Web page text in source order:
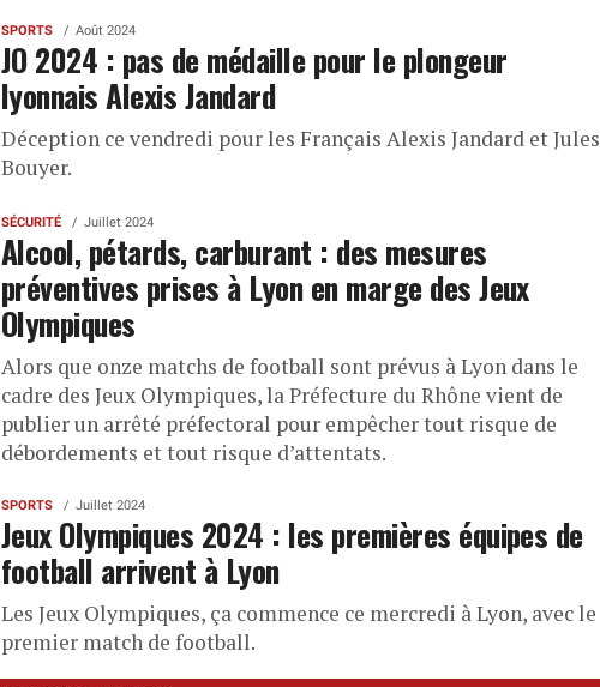
SPORTS Août 2024
JO 2024 : pas de médaille pour le plongeur
lyonnais Alexis Jandard
Déception ce vendredi pour les Français Alexis Jandard et Jules
Bouyer.
SÉCURITÉ Juillet 2024
Alcool, pétards, carburant : des mesures
préventives prises à Lyon en marge des Jeux
Olympiques
Alors que onze matchs de football sont prévus à Lyon dans le
cadre des Jeux Olympiques, la Préfecture du Rhône vient de
publier un arrêté préfectoral pour empêcher tout risque de
débordements et tout risque d’attentats.
SPORTS Juillet 2024
Jeux Olympiques 2024 : les premières équipes de
football arrivent à Lyon
Les Jeux Olympiques, ça commence ce mercredi à Lyon, avec le
premier match de football.